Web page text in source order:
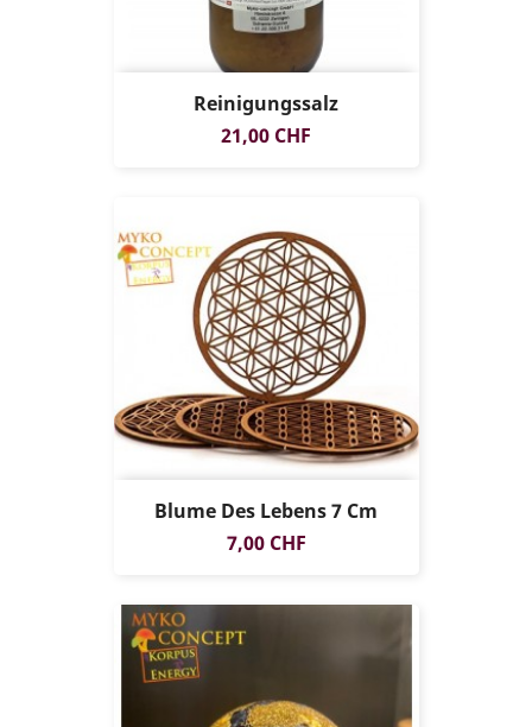
ERHÄLTLICH
Reinigungssalz
Preis
21,00 CHF
Blume Des Lebens 7 Cm
Preis
7,00 CHF